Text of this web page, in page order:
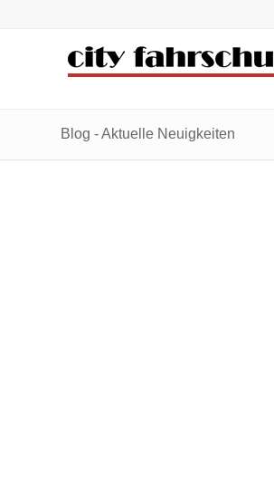
Blog - Aktuelle Neuigkeiten